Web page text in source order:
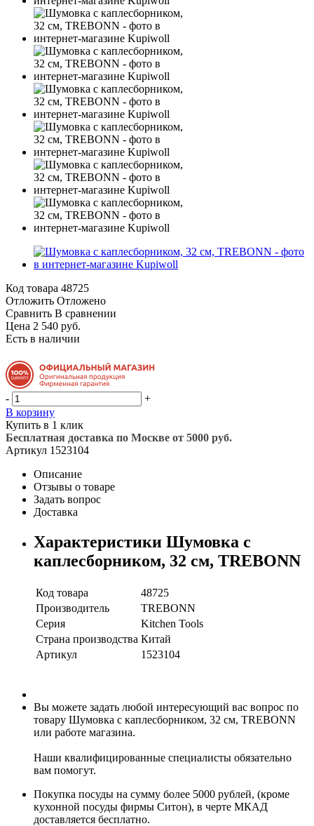
Код товара 48725
Отложить Отложено
Сравнить В сравнении
Цена 2 540 руб.
Есть в наличии
-
+
В корзину
Купить в 1 клик
Бесплатная доставка по Москве от 5000 руб.
Артикул 1523104
Описание
Отзывы о товаре
Задать вопрос
Доставка
Характеристики Шумовка с
каплесборником, 32 см, TREBONN
Код товара
48725
Производитель
TREBONN
Серия
Kitchen Tools
Страна производства Китай
Артикул
1523104
Вы можете задать любой интересующий вас вопрос по
товару Шумовка с каплесборником, 32 см, TREBONN
или работе магазина.
Наши квалифицированные специалисты обязательно
вам помогут.
Покупка посуды на сумму более 5000 рублей, (кроме
кухонной посуды фирмы Ситон), в черте МКАД
доставляется бесплатно.